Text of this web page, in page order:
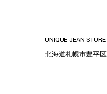
UNIQUE JEAN STORE
北海道札幌市豊平